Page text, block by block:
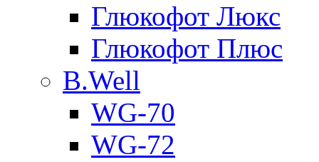
Глюкофот Люкс
Глюкофот Плюс
B.Well
WG-70
WG-72